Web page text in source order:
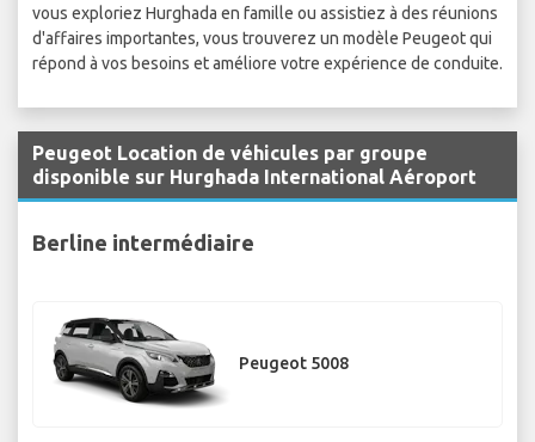
vous exploriez Hurghada en famille ou assistiez à des réunions
d'affaires importantes, vous trouverez un modèle Peugeot qui
répond à vos besoins et améliore votre expérience de conduite.
Peugeot Location de véhicules par groupe
disponible sur Hurghada International Aéroport
Berline intermédiaire
Peugeot 5008